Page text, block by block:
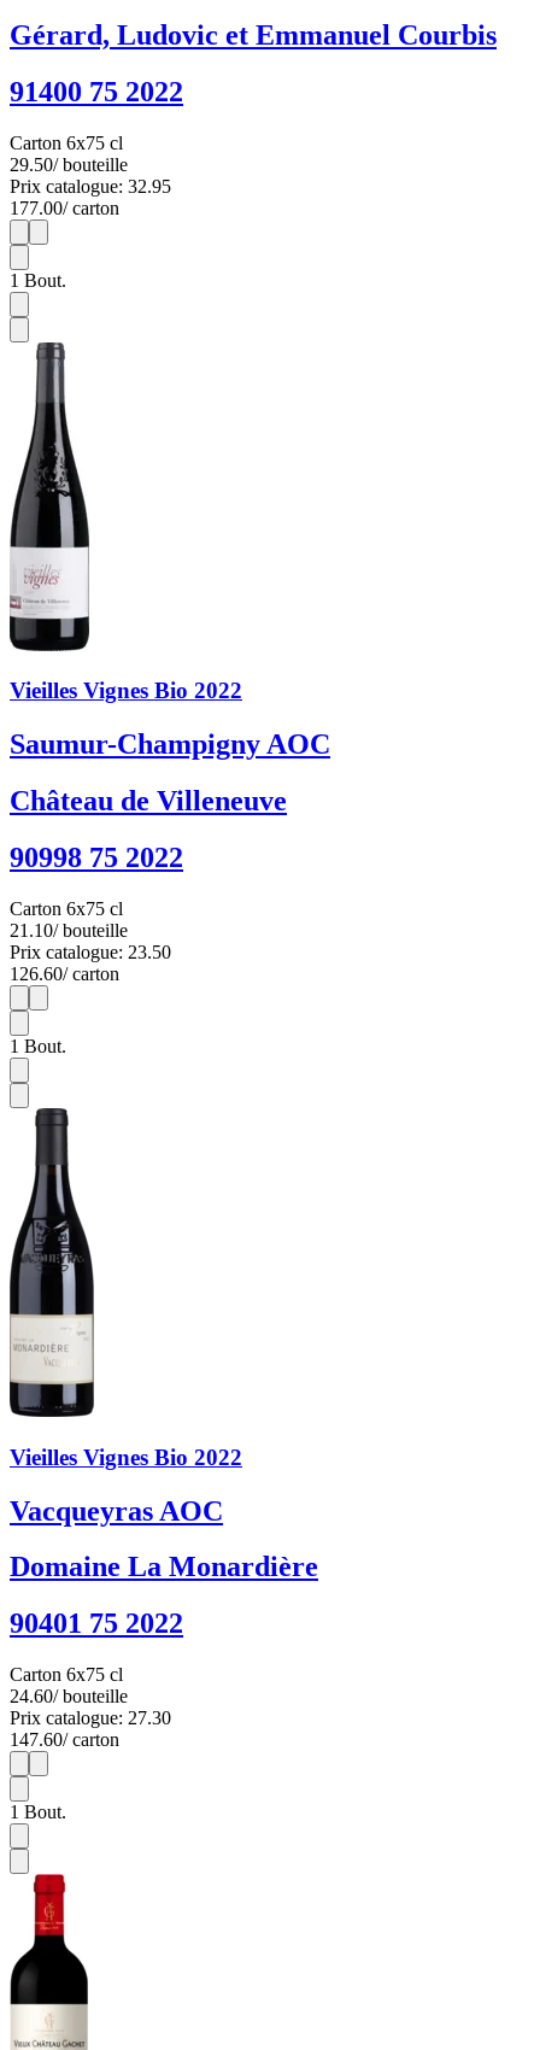
Gérard, Ludovic et Emmanuel Courbis
91400 75 2022
Carton 6x75 cl
29.50/ bouteille
Prix catalogue: 32.95
177.00/ carton
1
1 Bout.
Vieilles Vignes Bio 2022
Saumur-Champigny AOC
Château de Villeneuve
90998 75 2022
Carton 6x75 cl
21.10/ bouteille
Prix catalogue: 23.50
126.60/ carton
1
1 Bout.
Vieilles Vignes Bio 2022
Vacqueyras AOC
Domaine La Monardière
90401 75 2022
Carton 6x75 cl
24.60/ bouteille
Prix catalogue: 27.30
147.60/ carton
1
1 Bout.